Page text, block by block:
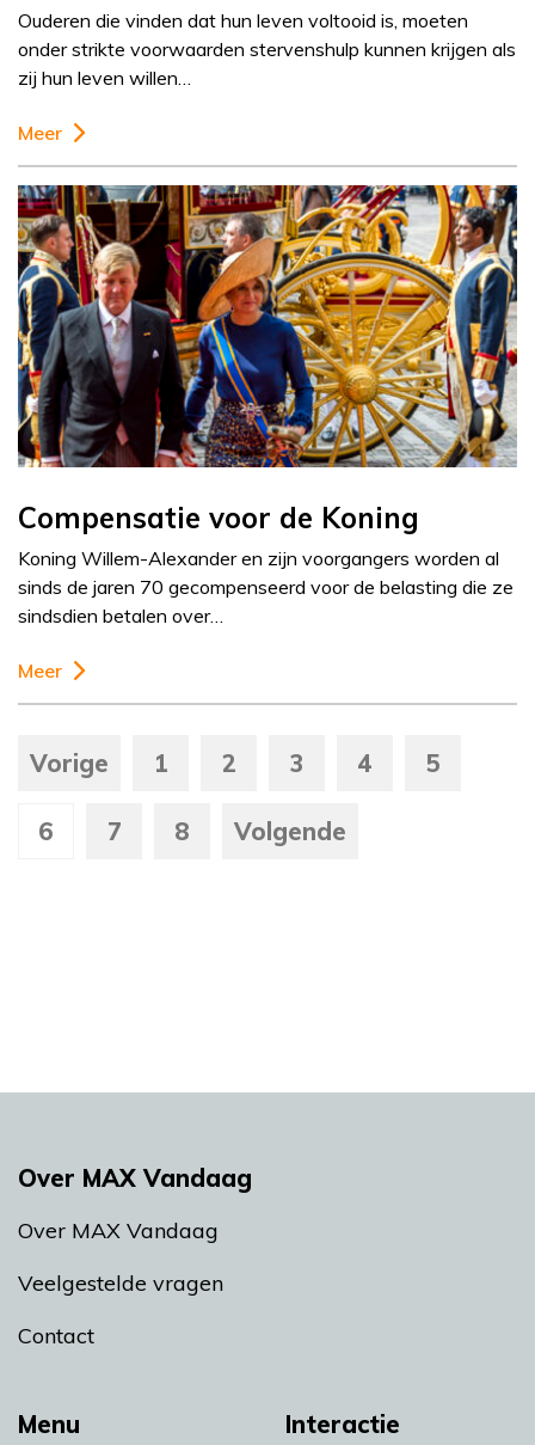
Ouderen die vinden dat hun leven voltooid is, moeten
onder strikte voorwaarden stervenshulp kunnen krijgen als
zij hun leven willen…
Meer
Compensatie voor de Koning
Koning Willem-Alexander en zijn voorgangers worden al
sinds de jaren 70 gecompenseerd voor de belasting die ze
sindsdien betalen over…
Meer
Vorige 1 2 3 4 5
6 7 8 Volgende
Menu Interactie
Over MAX Vandaag
Over MAX Vandaag
Veelgestelde vragen
Contact